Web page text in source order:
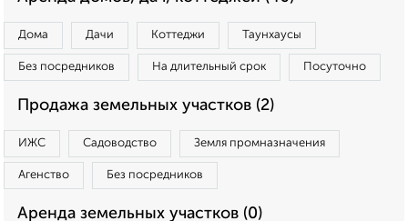
Дома Дачи Коттеджи Таунхаусы
Без посредников На длительный срок Посуточно
Продажа земельных участков (2)
ИЖС Садоводство Земля промназначения
Агенство Без посредников
Аренда земельных участков (0)